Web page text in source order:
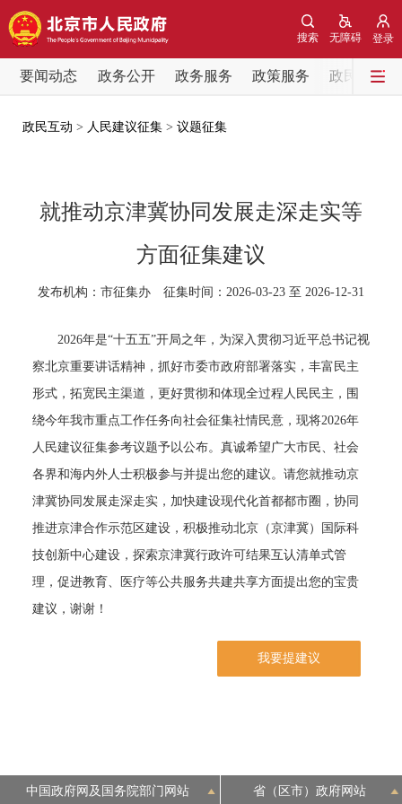
登录
无障碍
搜索
要闻动态 政务公开 政务服务 政策服务 政民互动
要闻动态
各区热点
政策兑现 政策解读 回应关切
决策公开 专题公开
政务服务
个人服务 法人服务 部门服务
便民服务 利企服务 投资项目
参与调查 在线访谈 图说互动
政民互动 > 人民建议征集 > 议题征集
就推动京津冀协同发展走深走实等
方面征集建议
发布机构：市征集办 征集时间：2026-03-23 至 2026-12-31
2026年是“十五五”开局之年，为深入贯彻习近平总书记视
察北京重要讲话精神，抓好市委市政府部署落实，丰富民主
形式，拓宽民主渠道，更好贯彻和体现全过程人民民主，围
绕今年我市重点工作任务向社会征集社情民意，现将2026年
人民建议征集参考议题予以公布。真诚希望广大市民、社会
各界和海内外人士积极参与并提出您的建议。请您就推动京
津冀协同发展走深走实，加快建设现代化首都都市圈，协同
推进京津合作示范区建设，积极推动北京（京津冀）国际科
技创新中心建设，探索京津冀行政许可结果互认清单式管
理，促进教育、医疗等公共服务共建共享方面提出您的宝贵
建议，谢谢！
我要提建议
中国政府网及国务院部门网站 省（区市）政府网站